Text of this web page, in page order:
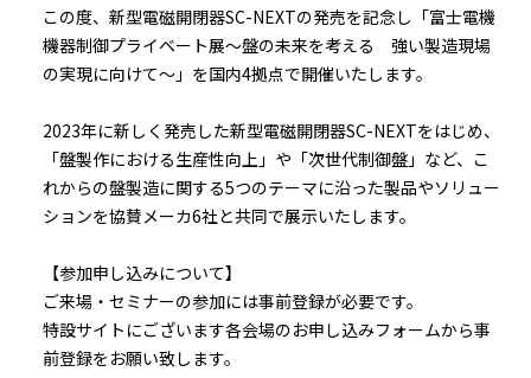
この度、新型電磁開閉器SC-NEXTの発売を記念し「富士電機
機器制御プライベート展～盤の未来を考える 強い製造現場
の実現に向けて～」を国内4拠点で開催いたします。
2023年に新しく発売した新型電磁開閉器SC-NEXTをはじめ、
「盤製作における生産性向上」や「次世代制御盤」など、こ
れからの盤製造に関する5つのテーマに沿った製品やソリュー
ションを協賛メーカ6社と共同で展示いたします。
【参加申し込みについて】
ご来場・セミナーの参加には事前登録が必要です。
特設サイトにございます各会場のお申し込みフォームから事
前登録をお願い致します。